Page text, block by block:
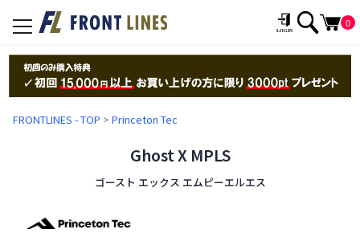
toggle
navigation
0
FRONTLINES - TOP > Princeton Tec
Ghost X MPLS
ゴースト エックス エムピーエルエス